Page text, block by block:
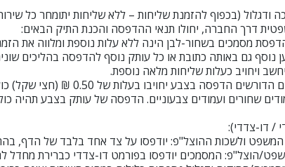
דרך החברה, יחולו תנאי ההדפסה והכנת התיק הבאים:
מסמכים בשחור-לבן הינה ללא עלות נוספת ומלווה את
נוסף גם באותה כתובת או כל עותק נוסף להדפסה בהליכים
ויחויב כעלות שליחות מלאה נוספת.
הדפסה צבעונית: עמודים הדורשים
שחורים ועמודים צבעוניים. הדפסה של עותק בצבע תהיה
/ דו-צדדי):
המשפט ולשכות ההוצל"פ: יודפסו על צד אחד בלבד של הדף,
הוצל"פ: המסמכים יודפסו בפורמט דו-צדדי כברירת מחדל